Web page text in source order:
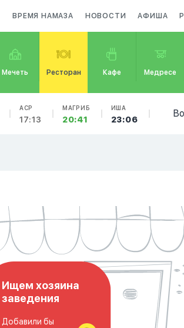
ВРЕМЯ НАМАЗА НОВОСТИ АФИША
Мечеть Ресторан Кафе Медресе
АСР
17:13
МАГРИБ
20:41
ИША
23:06
Ищем хозяина
заведения
Добавили бы